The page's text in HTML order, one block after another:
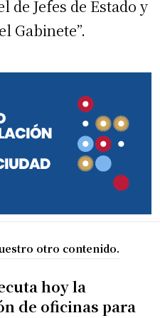
Jefes de Estado y
Gabinete”.
otro contenido.
hoy la
de oficinas para